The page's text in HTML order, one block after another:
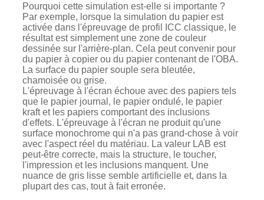
Pourquoi cette simulation est-elle si importante ?
Par exemple, lorsque la simulation du papier est
activée dans l'épreuvage de profil ICC classique, le
résultat est simplement une zone de couleur
dessinée sur l'arrière-plan. Cela peut convenir pour
du papier à copier ou du papier contenant de l'OBA.
La surface du papier souple sera bleutée,
chamoisée ou grise.
L'épreuvage à l'écran échoue avec des papiers tels
que le papier journal, le papier ondulé, le papier
kraft et les papiers comportant des inclusions
d'effets. L'épreuvage à l'écran ne produit qu'une
surface monochrome qui n'a pas grand-chose à voir
avec l'aspect réel du matériau. La valeur LAB est
peut-être correcte, mais la structure, le toucher,
l'impression et les inclusions manquent. Une
nuance de gris lisse semble artificielle et, dans la
plupart des cas, tout à fait erronée.